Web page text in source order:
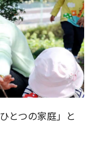
とつの家庭」と